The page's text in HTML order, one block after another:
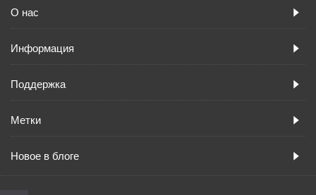
О нас
Информация
Поддержка
Метки
Новое в блоге